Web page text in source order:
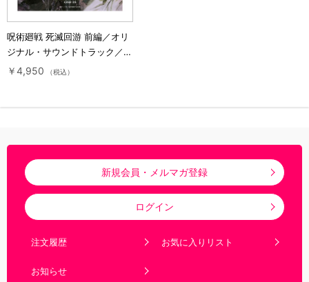
呪術廻戦 死滅回游 前編／オリ
ジナル・サウンドトラック／
CD
￥4,950 （税込）
新規会員・メルマガ登録
ログイン
注文履歴 お気に入りリスト
お知らせ